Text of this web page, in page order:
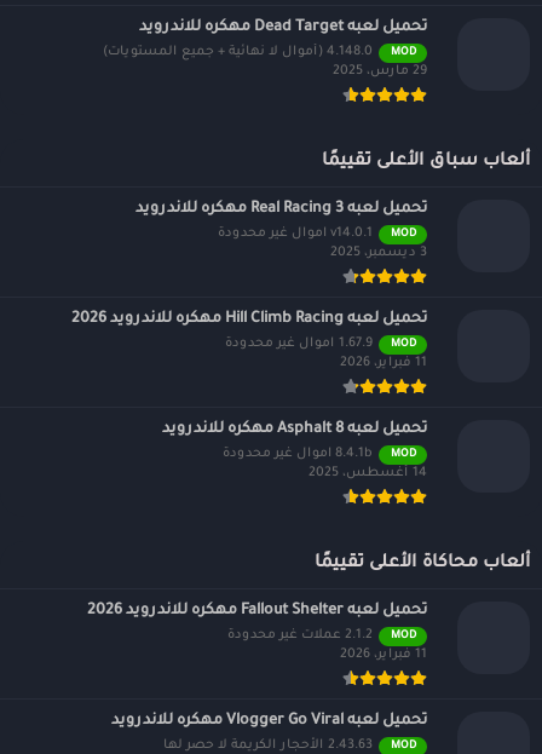
تحميل لعبه Dead Target مهكره للاندرويد
MOD
4.148.0 (أموال لا نهائية + جميع المستويات)
29 مارس، 2025
ألعاب سباق الأعلى تقييمًا
تحميل لعبه Real Racing 3 مهكره للاندرويد
MOD
v14.0.1 اموال غير محدودة
3 ديسمبر، 2025
تحميل لعبه Hill Climb Racing مهكره للاندرويد 2026
MOD
1.67.9 اموال غير محدودة
11 فبراير، 2026
تحميل لعبه Asphalt 8 مهكره للاندرويد
MOD
8.4.1b اموال غير محدودة
14 أغسطس، 2025
ألعاب محاكاة الأعلى تقييمًا
تحميل لعبه Fallout Shelter مهكره للاندرويد 2026
MOD
2.1.2 عملات غير محدودة
11 فبراير، 2026
تحميل لعبه Vlogger Go Viral مهكره للاندرويد
MOD
2.43.63 الأحجار الكريمة لا حصر لها